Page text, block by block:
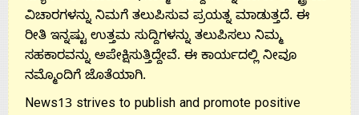
ವಿಚಾರಗಳನ್ನು ನಿಮಗೆ ತಲುಪಿಸುವ ಪ್ರಯತ್ನ ಮಾಡುತ್ತದೆ. ಈ
ರೀತಿ ಇನ್ನಷ್ಟು ಉತ್ತಮ ಸುದ್ದಿಗಳನ್ನು ತಲುಪಿಸಲು ನಿಮ್ಮ
ಸಹಕಾರವನ್ನು ಅಪೇಕ್ಷಿಸುತ್ತಿದ್ದೇವೆ. ಈ ಕಾರ್ಯದಲ್ಲಿ ನೀವೂ
ನಮ್ಮೊಂದಿಗೆ ಜೊತೆಯಾಗಿ.
News13 strives to publish and promote positive